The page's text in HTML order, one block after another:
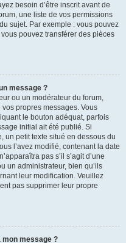
besoin d’être inscrit avant de
une liste de vos permissions
sujet. Par exemple : vous pouvez
pouvez transférer des pièces
message ?
ou un modérateur du forum,
propres messages. Vous
le bouton adéquat, parfois
initial ait été publié. Si
un petit texte situé en dessous du
l’avez modifié, contenant la date
pas s’il s’agit d’une
un administrateur, bien qu’ils
leur modification. Veuillez
pas supprimer leur propre
message ?